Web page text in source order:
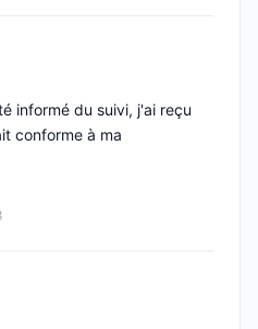
informé du suivi, j'ai reçu
conforme à ma